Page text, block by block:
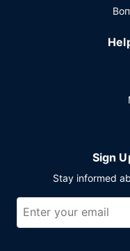
(по расписанию).
предлагается
Для удобства гостей
бесплатный
Предоставляется
Sign
Stay informed